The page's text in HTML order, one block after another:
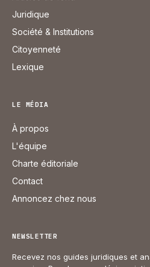
Juridique
Société & Institutions
Citoyenneté
Lexique
LE MÉDIA
À propos
L'équipe
Charte éditoriale
Contact
Annoncez chez nous
NEWSLETTER
Recevez nos guides juridiques et